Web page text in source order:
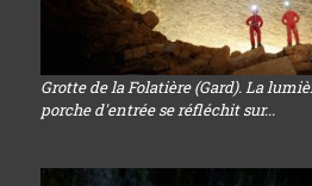
Grotte de la Folatière (Gard). La
porche d'entrée se réfléchit sur...